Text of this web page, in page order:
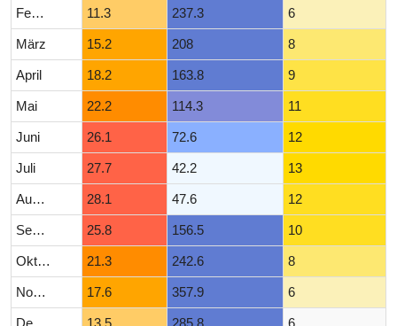
Februar 11.3 237.3 6
März 15.2 208 8
April 18.2 163.8 9
Mai 22.2 114.3 11
Juni 26.1 72.6 12
Juli 27.7 42.2 13
August 28.1 47.6 12
September 25.8 156.5 10
Oktober 21.3 242.6 8
November 17.6 357.9 6
13.5 285.8 6